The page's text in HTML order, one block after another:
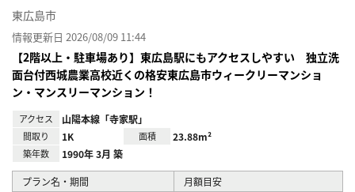
東広島市
情報更新日 2026/08/09 11:44
【2階以上・駐車場あり】東広島駅にもアクセスしやすい 独立洗
面台付西城農業高校近くの格安東広島市ウィークリーマンショ
ン・マンスリーマンション！
アクセス 山陽本線「寺家駅」
間取り 1K 面積 23.88m²
築年数 1990年 3月 築
プラン名・期間
月額目安